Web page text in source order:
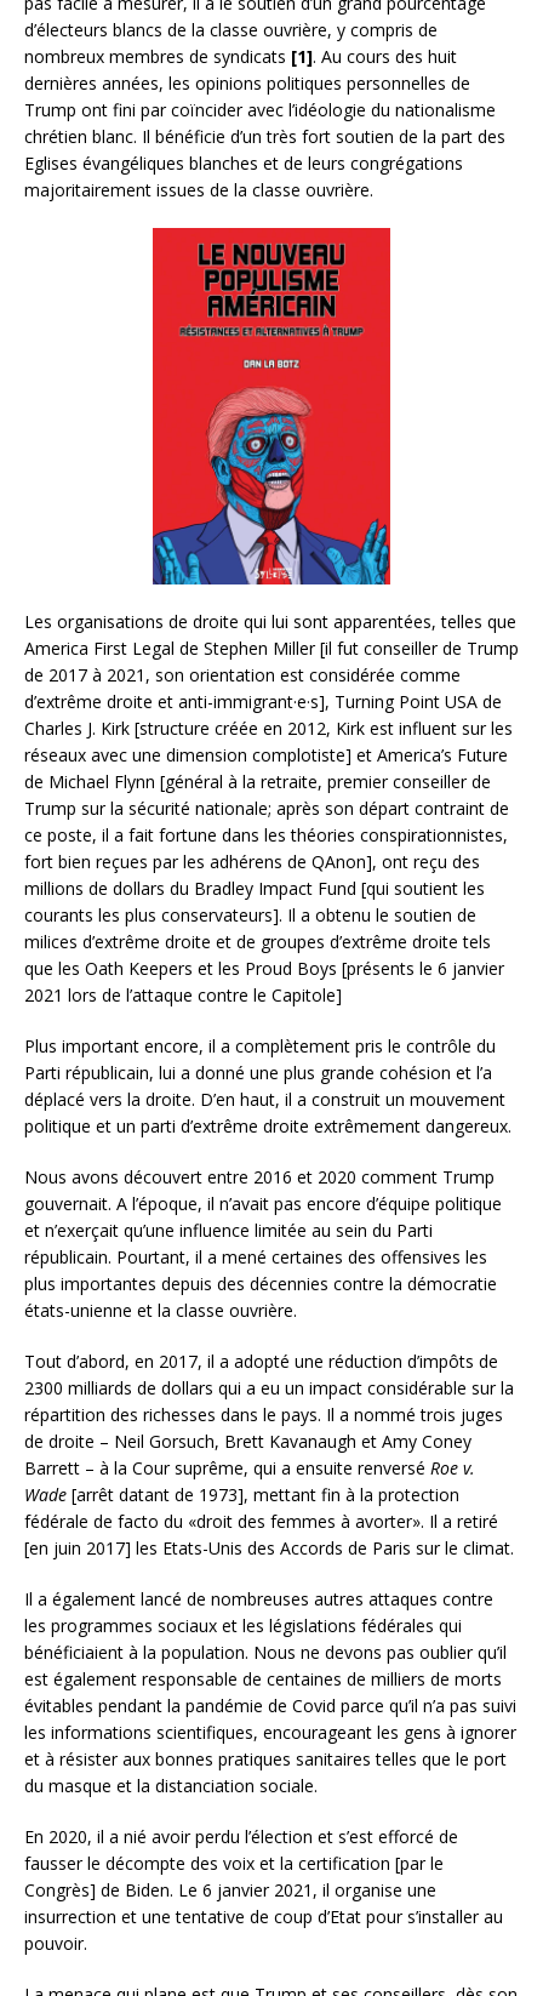
d’électeurs blancs de la classe ouvrière, y compris de
nombreux membres de syndicats [1]. Au cours des huit
dernières années, les opinions politiques personnelles de
Trump ont fini par coïncider avec l’idéologie du nationalisme
chrétien blanc. Il bénéficie d’un très fort soutien de la part des
Eglises évangéliques blanches et de leurs congrégations
majoritairement issues de la classe ouvrière.
Les organisations de droite qui lui sont apparentées, telles que
America First Legal de Stephen Miller [il fut conseiller de Trump
de 2017 à 2021, son orientation est considérée comme
d’extrême droite et anti-immigrant·e·s], Turning Point USA de
Charles J. Kirk [structure créée en 2012, Kirk est influent sur les
réseaux avec une dimension complotiste] et America’s Future
de Michael Flynn [général à la retraite, premier conseiller de
Trump sur la sécurité nationale; après son départ contraint de
ce poste, il a fait fortune dans les théories conspirationnistes,
fort bien reçues par les adhérens de QAnon], ont reçu des
millions de dollars du Bradley Impact Fund [qui soutient les
courants les plus conservateurs]. Il a obtenu le soutien de
milices d’extrême droite et de groupes d’extrême droite tels
que les Oath Keepers et les Proud Boys [présents le 6 janvier
2021 lors de l’attaque contre le Capitole]
Plus important encore, il a complètement pris le contrôle du
Parti républicain, lui a donné une plus grande cohésion et l’a
déplacé vers la droite. D’en haut, il a construit un mouvement
politique et un parti d’extrême droite extrêmement dangereux.
Nous avons découvert entre 2016 et 2020 comment Trump
gouvernait. A l’époque, il n’avait pas encore d’équipe politique
et n’exerçait qu’une influence limitée au sein du Parti
républicain. Pourtant, il a mené certaines des offensives les
plus importantes depuis des décennies contre la démocratie
états-unienne et la classe ouvrière.
Tout d’abord, en 2017, il a adopté une réduction d’impôts de
2300 milliards de dollars qui a eu un impact considérable sur la
répartition des richesses dans le pays. Il a nommé trois juges
de droite – Neil Gorsuch, Brett Kavanaugh et Amy Coney
Barrett – à la Cour suprême, qui a ensuite renversé Roe v.
Wade [arrêt datant de 1973], mettant fin à la protection
fédérale de facto du «droit des femmes à avorter». Il a retiré
[en juin 2017] les Etats-Unis des Accords de Paris sur le climat.
Il a également lancé de nombreuses autres attaques contre
les programmes sociaux et les législations fédérales qui
bénéficiaient à la population. Nous ne devons pas oublier qu’il
est également responsable de centaines de milliers de morts
évitables pendant la pandémie de Covid parce qu’il n’a pas suivi
les informations scientifiques, encourageant les gens à ignorer
et à résister aux bonnes pratiques sanitaires telles que le port
du masque et la distanciation sociale.
En 2020, il a nié avoir perdu l’élection et s’est efforcé de
fausser le décompte des voix et la certification [par le
Congrès] de Biden. Le 6 janvier 2021, il organise une
insurrection et une tentative de coup d’Etat pour s’installer au
pouvoir.